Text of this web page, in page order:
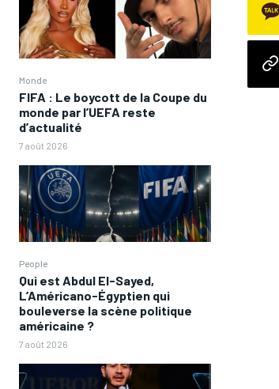
Monde
FIFA : Le boycott de la Coupe du
monde par l’UEFA reste
d’actualité
7 août 2026
People
Qui est Abdul El-Sayed,
L’Américano-Égyptien qui
bouleverse la scène politique
américaine ?
7 août 2026